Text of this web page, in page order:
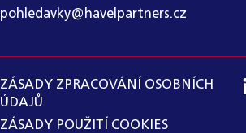
pohledavky@havelpartners.cz
ZÁSADY ZPRACOVÁNÍ OSOBNÍCH
ÚDAJŮ
ZÁSADY POUŽITÍ COOKIES